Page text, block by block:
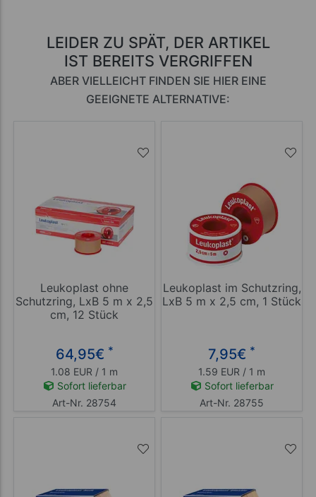
LEIDER ZU SPÄT, DER ARTIKEL
IST BEREITS VERGRIFFEN
ABER VIELLEICHT FINDEN SIE HIER EINE
GEEIGNETE ALTERNATIVE:
Leukoplast ohne
Schutzring, LxB 5 m x 2,5
cm, 12 Stück
64,95€ *
1.08 EUR / 1 m
Sofort lieferbar
Art-Nr. 28754
Leukoplast im Schutzring,
LxB 5 m x 2,5 cm, 1 Stück
7,95€ *
1.59 EUR / 1 m
Sofort lieferbar
Art-Nr. 28755